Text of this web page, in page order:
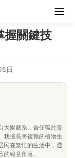
握關鍵技
日
大園藝系，曾任職於景
我擅長將複雜的植物生
民在繁忙的生活中，透
綠意角落。